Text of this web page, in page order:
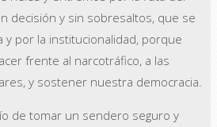
decisión y sin sobresaltos, que se
y por la institucionalidad, porque
frente al narcotráfico, a las
y sostener nuestra democracia.
de tomar un sendero seguro y